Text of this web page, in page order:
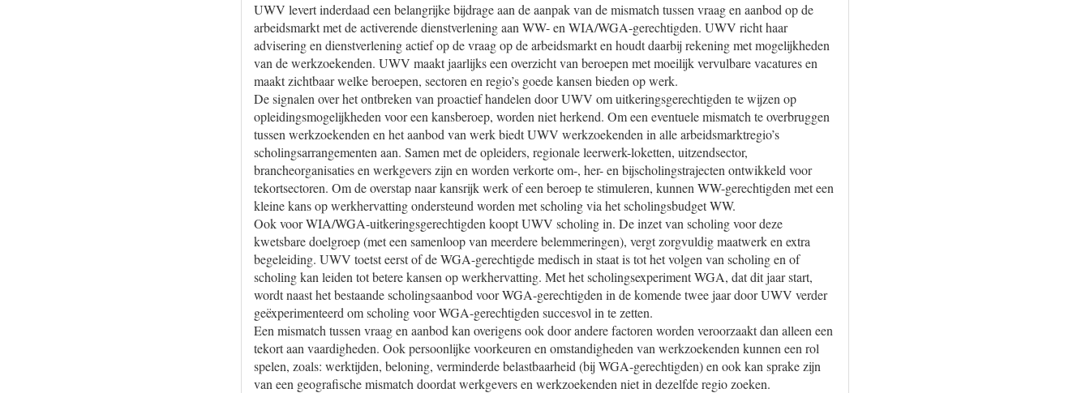
UWV levert inderdaad een belangrijke bijdrage aan de aanpak van de mismatch tussen vraag en aanbod op de
arbeidsmarkt met de activerende dienstverlening aan WW- en WIA/WGA-gerechtigden. UWV richt haar
advisering en dienstverlening actief op de vraag op de arbeidsmarkt en houdt daarbij rekening met mogelijkheden
van de werkzoekenden. UWV maakt jaarlijks een overzicht van beroepen met moeilijk vervulbare vacatures en
maakt zichtbaar welke beroepen, sectoren en regio’s goede kansen bieden op werk.
De signalen over het ontbreken van proactief handelen door UWV om uitkeringsgerechtigden te wijzen op
opleidingsmogelijkheden voor een kansberoep, worden niet herkend. Om een eventuele mismatch te overbruggen
tussen werkzoekenden en het aanbod van werk biedt UWV werkzoekenden in alle arbeidsmarktregio’s
scholingsarrangementen aan. Samen met de opleiders, regionale leerwerk-loketten, uitzendsector,
brancheorganisaties en werkgevers zijn en worden verkorte om-, her- en bijscholingstrajecten ontwikkeld voor
tekortsectoren. Om de overstap naar kansrijk werk of een beroep te stimuleren, kunnen WW-gerechtigden met een
kleine kans op werkhervatting ondersteund worden met scholing via het scholingsbudget WW.
Ook voor WIA/WGA-uitkeringsgerechtigden koopt UWV scholing in. De inzet van scholing voor deze
kwetsbare doelgroep (met een samenloop van meerdere belemmeringen), vergt zorgvuldig maatwerk en extra
begeleiding. UWV toetst eerst of de WGA-gerechtigde medisch in staat is tot het volgen van scholing en of
scholing kan leiden tot betere kansen op werkhervatting. Met het scholingsexperiment WGA, dat dit jaar start,
wordt naast het bestaande scholingsaanbod voor WGA-gerechtigden in de komende twee jaar door UWV verder
geëxperimenteerd om scholing voor WGA-gerechtigden succesvol in te zetten.
Een mismatch tussen vraag en aanbod kan overigens ook door andere factoren worden veroorzaakt dan alleen een
tekort aan vaardigheden. Ook persoonlijke voorkeuren en omstandigheden van werkzoekenden kunnen een rol
spelen, zoals: werktijden, beloning, verminderde belastbaarheid (bij WGA-gerechtigden) en ook kan sprake zijn
van een geografische mismatch doordat werkgevers en werkzoekenden niet in dezelfde regio zoeken.